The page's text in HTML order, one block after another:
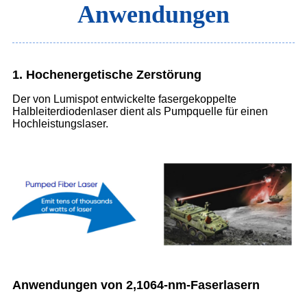
Anwendungen
1. Hochenergetische Zerstörung
Der von Lumispot entwickelte fasergekoppelte
Halbleiterdiodenlaser dient als Pumpquelle für einen
Hochleistungslaser.
Anwendungen von 2,1064-nm-Faserlasern